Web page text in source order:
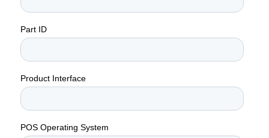
Redes Sociales